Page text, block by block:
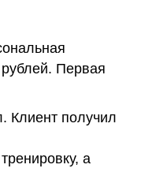
Первая
Клиент получил
а